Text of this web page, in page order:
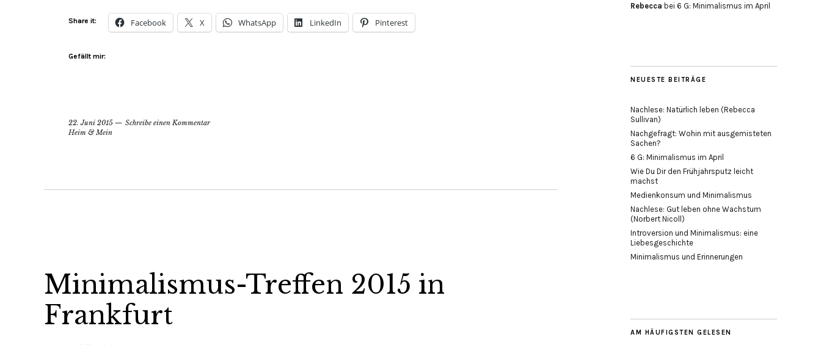
Share it: Facebook X WhatsApp LinkedIn Pinterest
Gefällt mir:
22. Juni 2015
Schreibe einen Kommentar
Heim & Mein
Minimalismus-Treffen 2015 in
Frankfurt
Rebecca bei 6 G: Minimalismus im April
NEUESTE BEITRÄGE
Nachlese: Natürlich leben (Rebecca
Sullivan)
Nachgefragt: Wohin mit ausgemisteten
Sachen?
6 G: Minimalismus im April
Wie Du Dir den Frühjahrsputz leicht
machst
Medienkonsum und Minimalismus
Nachlese: Gut leben ohne Wachstum
(Norbert Nicoll)
Introversion und Minimalismus: eine
Liebesgeschichte
Minimalismus und Erinnerungen
AM HÄUFIGSTEN GELESEN